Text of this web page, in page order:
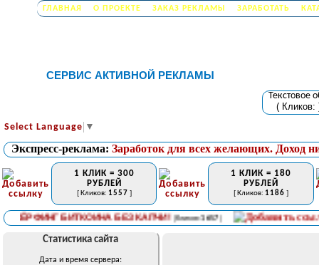
ГЛАВНАЯ О ПРОЕКТЕ ЗАКАЗ РЕКЛАМЫ ЗАРАБОТАТЬ
СЕРВИС АКТИВНОЙ РЕКЛАМЫ
Select Language ▼
Текстовое
( Кликов:
Экспресс-реклама: Заработок для всех желающих. Доход
1 КЛИК = 300
РУБЛЕЙ
[ Кликов: 1557 ]
1 КЛИК = 180
РУБЛЕЙ
[ Кликов: 1186 ]
БИТКОИНА БЕЗ КАПЧИ![ Кликов:1657]
Статистика сайта
Дата и время сервера: